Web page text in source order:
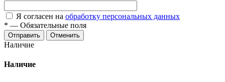
Я согласен на обработку персональных данных
* — Обязательные поля
Отменить
Наличие
Наличие